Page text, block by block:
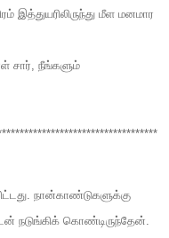
இத்துயரிலிருந்து மீள மனமார
சார், நீங்களும்
நான்காண்டுகளுக்கு
நடுங்கிக் கொண்டிருந்தேன்.